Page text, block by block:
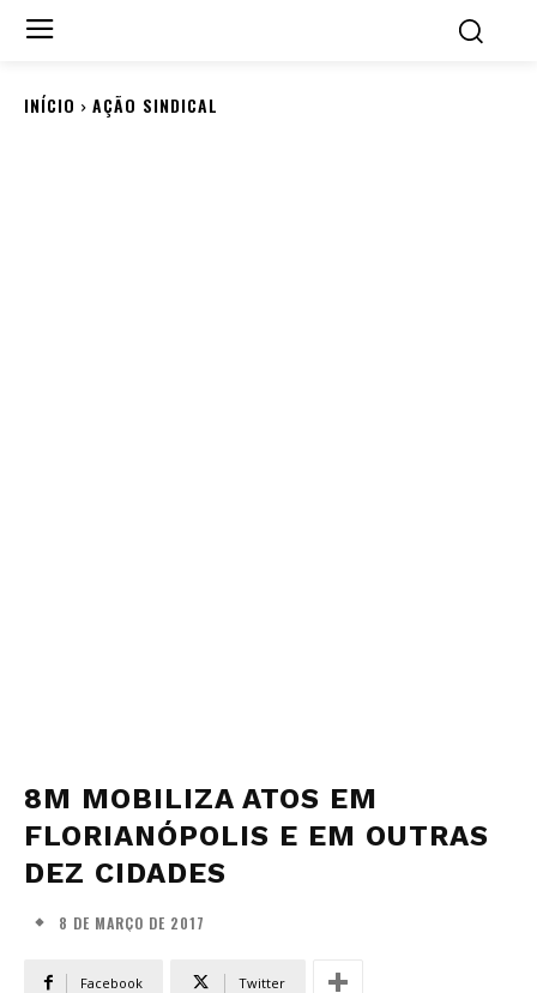
INÍCIO AÇÃO SINDICAL
8M MOBILIZA ATOS EM
FLORIANÓPOLIS E EM OUTRAS
DEZ CIDADES
8 DE MARÇO DE 2017
Facebook Twitter